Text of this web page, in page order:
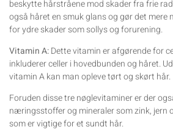
beskytte hårstråene mod skader fra frie
også håret en smuk glans og gør det
for ydre skader som sollys og forurening.
Vitamin A:Dette vitamin er afgørende for
inkluderer celler i hovedbunden og håret.
vitamin A kan man opleve tørt og skørt hår.
Foruden disse tre nøglevitaminer er der
næringsstoffer og mineraler som zink, jern
som er vigtige for et sundt hår.